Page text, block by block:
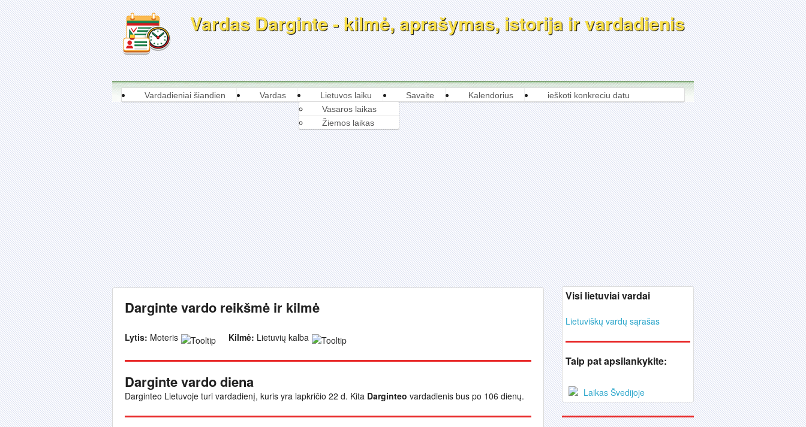
Vardas Darginte - kilmė, aprašymas, istorija ir vardadienis
Vardadieniai šiandien Vardas
Lietuvos laiku
Vasaros laikas
Žiemos laikas
Savaite Kalendorius ieškoti konkreciu datu
Darginte vardo reikšmė ir kilmė
Lytis: Moteris Kilmė: Lietuvių kalba
Darginte vardo diena
Darginteo Lietuvoje turi vardadienį, kuris yra lapkričio 22 d. Kita Darginteo vardadienis bus po 106 dienų.
Visi lietuviai vardai
Lietuviškų vardų sąrašas
Taip pat apsilankykite:
Laikas Švedijoje